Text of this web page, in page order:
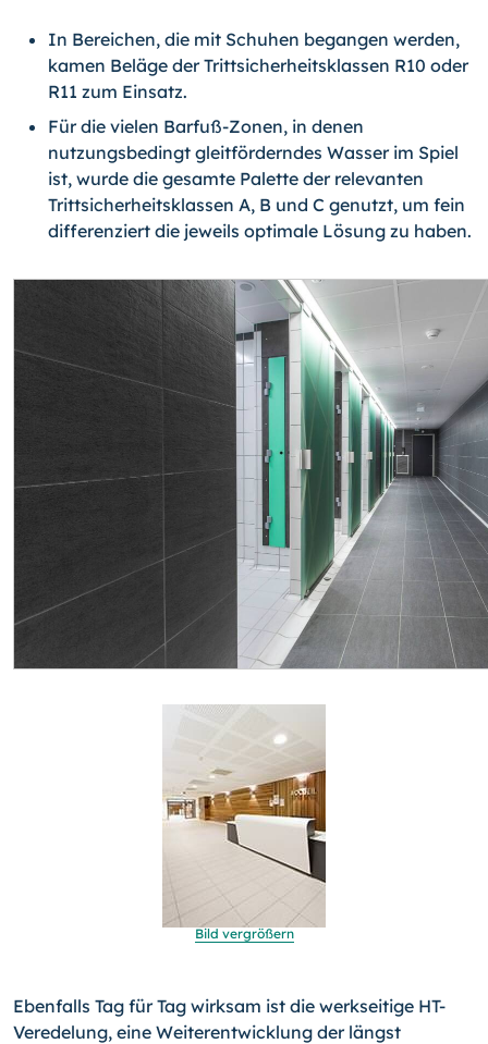
In Bereichen, die mit Schuhen begangen werden,
kamen Beläge der Trittsicher­heitsklassen R10 oder
R11 zum Einsatz.
Für die vielen Barfuß-Zonen, in denen
nutzungsbedingt gleitförderndes Wasser im Spiel
ist, wurde die gesamte Palette der relevanten
Trittsicherheitsklassen A, B und C genutzt, um fein
differenziert die jeweils optimale Lösung zu haben.
Bild vergrößern
Ebenfalls Tag für Tag wirksam ist die werkseitige HT-
Verede­lung, eine Weiterentwicklung der längst